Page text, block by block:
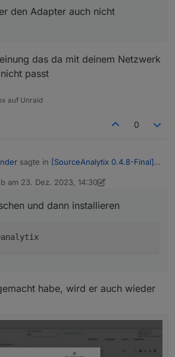
bars
colorpicker         :
inventwo            :
jqui-mfd            :
:
den Adapter auch nicht
das da mit deinem Netzwerk
passt
auf Unraid
0
sagte in [SourceAnalytix 0.4.8-Final]
am 23. Dez. 2023, 14:30
editiert von Willi-Wunder
und dann installieren
habe, wird er auch wieder